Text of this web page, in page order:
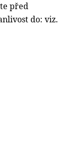
před
do: viz.